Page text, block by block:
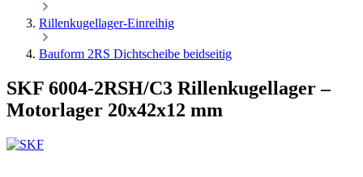
Rillenkugellager-Einreihig
Bauform 2RS Dichtscheibe beidseitig
SKF 6004-2RSH/C3 Rillenkugellager –
Motorlager 20x42x12 mm